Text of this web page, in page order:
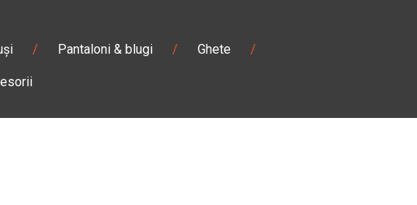
/ Pantaloni & blugi / Ghete /